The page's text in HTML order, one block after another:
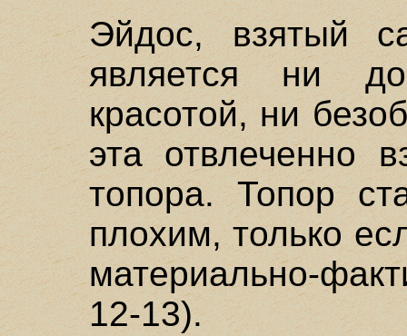
Эйдос, взятый
является ни
красотой, ни
эта отвлеченно
топора. Топор
плохим, только
материально-
12-13).